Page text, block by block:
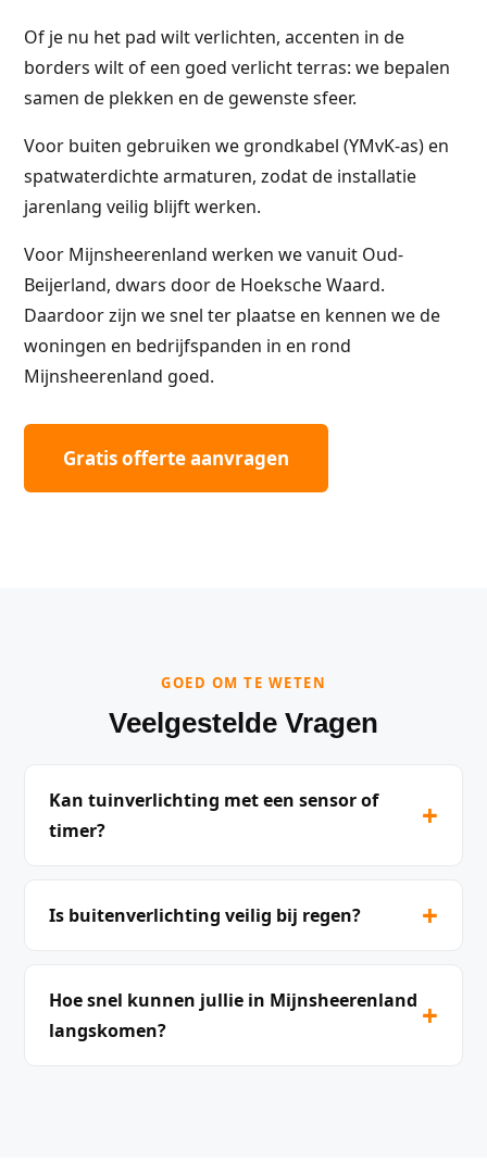
Of je nu het pad wilt verlichten, accenten in de
borders wilt of een goed verlicht terras: we bepalen
samen de plekken en de gewenste sfeer.
Voor buiten gebruiken we grondkabel (YMvK-as) en
spatwaterdichte armaturen, zodat de installatie
jarenlang veilig blijft werken.
Voor Mijnsheerenland werken we vanuit Oud-
Beijerland, dwars door de Hoeksche Waard.
Daardoor zijn we snel ter plaatse en kennen we de
woningen en bedrijfspanden in en rond
Mijnsheerenland goed.
Gratis offerte aanvragen
GOED OM TE WETEN
Veelgestelde Vragen
Kan tuinverlichting met een sensor of
timer?
+
Is buitenverlichting veilig bij regen? +
Hoe snel kunnen jullie in Mijnsheerenland
langskomen?
+